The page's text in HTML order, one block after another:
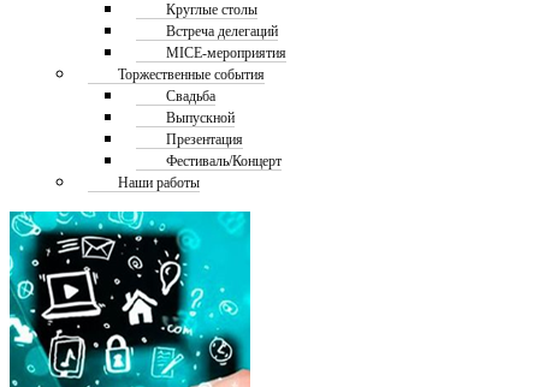
Круглые столы
Встреча делегаций
MICE-мероприятия
Торжественные события
Свадьба
Выпускной
Презентация
Фестиваль/Концерт
Наши работы